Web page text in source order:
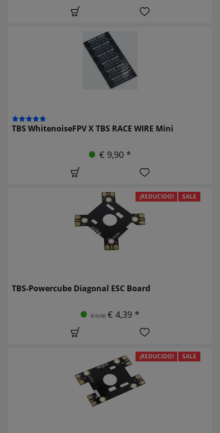
TBS WhitenoiseFPV X TBS RACE WIRE Mini
€ 9,90 *
¡REDUCIDO! SALE
TBS-Powercube Diagonal ESC Board
€ 9,90 € 4,39 *
¡REDUCIDO! SALE